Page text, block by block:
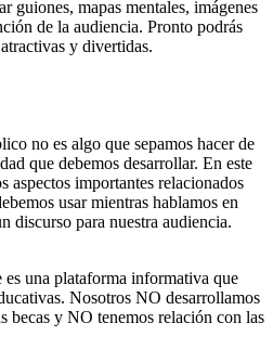
guiones, mapas mentales, imágenes
de la audiencia. Pronto podrás
y divertidas.
no es algo que sepamos hacer de
que debemos desarrollar. En este
aspectos importantes relacionados
usar mientras hablamos en
discurso para nuestra audiencia.
es una plataforma informativa que
Nosotros NO desarrollamos
becas y NO tenemos relación con las